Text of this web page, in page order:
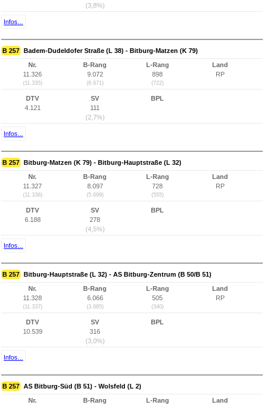
(3,8%)
Infos...
B 257 Badem-Dudeldofer Straße (L 38) - Bitburg-Matzen (K 79)
Nr.
11.326
(11.335)
B-Rang
9.072
(6.671)
L-Rang
898
(722)
Land
RP
DTV
4.121
SV
111
(2,7%)
BPL
Infos...
B 257 Bitburg-Matzen (K 79) - Bitburg-Hauptstraße (L 32)
Nr.
11.327
(11.336)
B-Rang
8.097
(5.699)
L-Rang
728
(555)
Land
RP
DTV
6.188
SV
278
(4,5%)
BPL
Infos...
B 257 Bitburg-Hauptstraße (L 32) - AS Bitburg-Zentrum (B 50/B 51)
Nr.
11.328
(11.337)
B-Rang
6.066
(3.685)
L-Rang
505
(340)
Land
RP
DTV
10.539
SV
316
(3,0%)
BPL
Infos...
B 257 AS Bitburg-Süd (B 51) - Wolsfeld (L 2)
Nr.
B-Rang
L-Rang
Land